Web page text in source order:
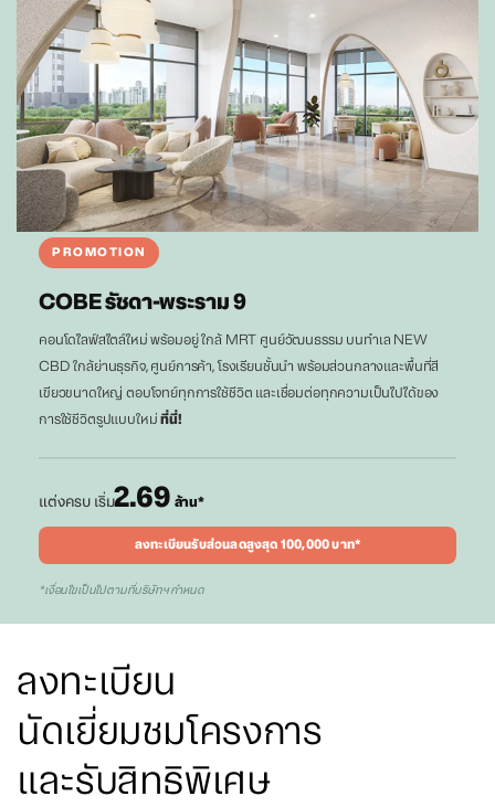
PROMOTION
COBE รัชดา-พระราม 9
คอนโดไลฟ์สไตล์ใหม่ พร้อมอยู่ ใกล้ MRT ศูนย์วัฒนธรรม บนทำเล NEW
CBD ใกล้ย่านธุรกิจ, ศูนย์การค้า, โรงเรียนชั้นนำ พร้อมส่วนกลางและพื้นที่สี
เขียวขนาดใหญ่ ตอบโจทย์ทุกการใช้ชีวิต และเชื่อมต่อทุกความเป็นไปได้ของ
การใช้ชีวิตรูปแบบใหม่ที่นี่!
แต่งครบ เริ่ม2.69 ล้าน*
ลงทะเบียนรับส่วนลดสูงสุด 100,000 บาท*
*เงื่อนไขเป็นไปตามที่บริษัทฯ กำหนด
ลงทะเบียน
นัดเยี่ยมชมโครงการ
และรับสิทธิพิเศษ